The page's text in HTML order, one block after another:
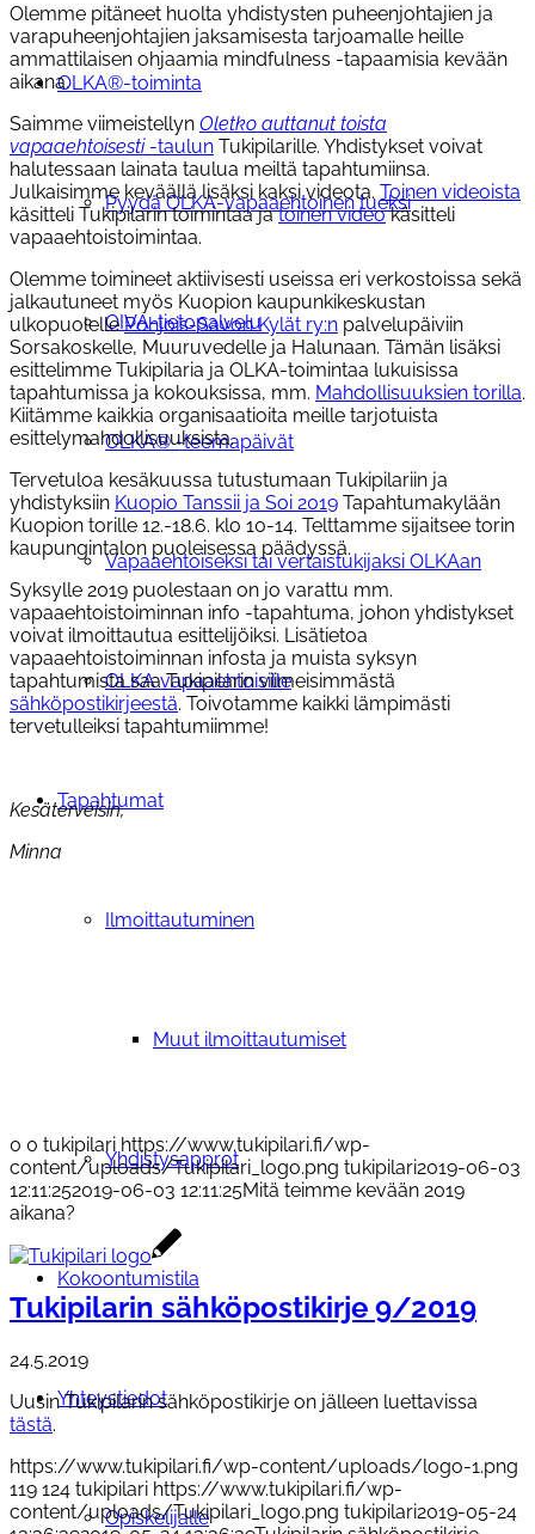
OLKA®-toiminta
Pyydä OLKA-vapaaehtoinen tueksi
OIVA-tietopalvelu
OLKA® -teemapäivät
Vapaaehtoiseksi tai vertaistukijaksi OLKAan
OLKA vapaaehtoisille
Tapahtumat
Ilmoittautuminen
Muut ilmoittautumiset
Yhdistysapprot
Kokoontumistila
Yhteystiedot
Opiskelijalle
Olemme pitäneet huolta yhdistysten puheenjohtajien ja
varapuheenjohtajien jaksamisesta tarjoamalle heille
ammattilaisen ohjaamia mindfulness -tapaamisia kevään
aikana.
Saimme viimeistellyn Oletko auttanut toista
vapaaehtoisesti-taulun Tukipilarille. Yhdistykset voivat
halutessaan lainata taulua meiltä tapahtumiinsa.
Julkaisimme keväällä lisäksi kaksi videota. Toinen videoista
käsitteli Tukipilarin toimintaa jatoinen videokäsitteli
vapaaehtoistoimintaa.
Olemme toimineet aktiivisesti useissa eri verkostoissa sekä
jalkautuneet myös Kuopion kaupunkikeskustan
ulkopuolellePohjois-Savon Kylät ry:n palvelupäiviin
Sorsakoskelle, Muuruvedelle ja Halunaan. Tämän lisäksi
esittelimme Tukipilaria ja OLKA-toimintaa lukuisissa
tapahtumissa ja kokouksissa, mm. Mahdollisuuksien torilla.
Kiitämme kaikkia organisaatioita meille tarjotuista
esittelymahdollisuuksista.
Tervetuloa kesäkuussa tutustumaan Tukipilariin ja
yhdistyksiin Kuopio Tanssii ja Soi 2019 Tapahtumakylään
Kuopion torille 12.-18.6. klo 10-14. Telttamme sijaitsee torin
kaupungintalon puoleisessa päädyssä.
Syksylle 2019 puolestaan on jo varattu mm.
vapaaehtoistoiminnan info -tapahtuma, johon yhdistykset
voivat ilmoittautua esittelijöiksi. Lisätietoa
vapaaehtoistoiminnan infosta ja muista syksyn
tapahtumista saa Tukipilarin viimeisimmästä
sähköpostikirjeestä. Toivotamme kaikki lämpimästi
tervetulleiksi tapahtumiimme!
Kesäterveisin,
Minna
0 0 tukipilari https://www.tukipilari.fi/wp-
content/uploads/Tukipilari_logo.png tukipilari2019-06-03
12:11:252019-06-03 12:11:25Mitä teimme kevään 2019
aikana?
Tukipilarin sähköpostikirje 9/2019
24.5.2019
Uusin Tukipilarin sähköpostikirje on jälleen luettavissa
tästä.
https://www.tukipilari.fi/wp-content/uploads/logo-1.png
119 124 tukipilari https://www.tukipilari.fi/wp-
content/uploads/Tukipilari_logo.png tukipilari2019-05-24